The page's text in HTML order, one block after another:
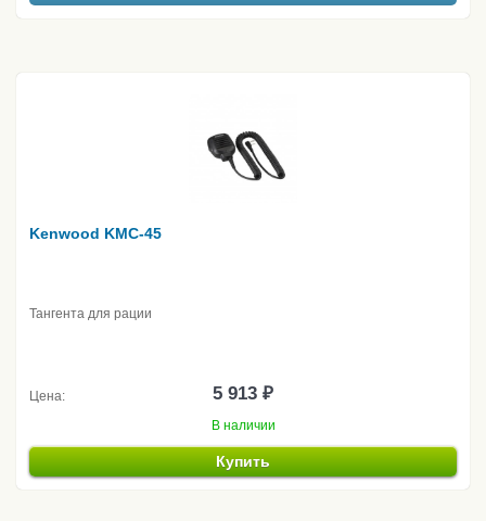
Kenwood KMC-45
Тангента для рации
Цена: 5 913 ₽
В наличии
Купить